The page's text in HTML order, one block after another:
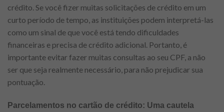
crédito. Se você fizer muitas solicitações de crédito em um
curto período de tempo, as instituições podem interpretá-las
como um sinal de que você está tendo dificuldades
financeiras e precisa de crédito adicional. Portanto, é
importante evitar fazer muitas consultas ao seu CPF, a não
ser que seja realmente necessário, para não prejudicar sua
pontuação.
Parcelamentos no cartão de crédito: Uma cautela